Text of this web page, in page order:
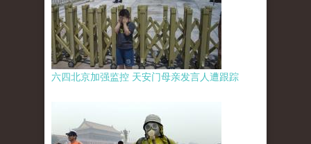
六四北京加强监控 天安门母亲发言人遭跟踪